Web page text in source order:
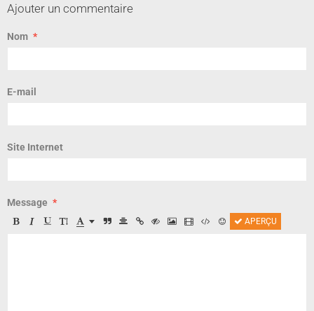
Ajouter un commentaire
Nom
E-mail
Site Internet
Message
APERÇU